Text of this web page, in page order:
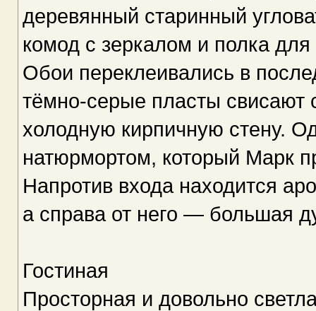
деревянный старинный
комод с зеркалом и полка
Обои переклеивались в
тёмно-серые пласты свисают
холодную кирпичную стену.
натюрмортом, который Марк
Напротив входа находится
а справа от него — большая
Гостиная
Просторная и довольно